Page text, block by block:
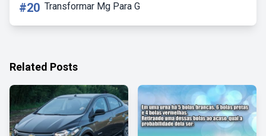
#20 Transformar Mg Para G
Related Posts